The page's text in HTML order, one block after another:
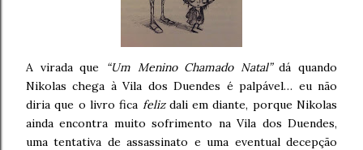
A virada que “Um Menino Chamado Natal”dá quando
Nikolas chega à Vila dos Duendes é palpável… eu não
diria que o livro fica felizdali em diante, porque Nikolas
ainda encontra muito sofrimento na Vila dos Duendes,
uma tentativa de assassinato e uma eventual decepção